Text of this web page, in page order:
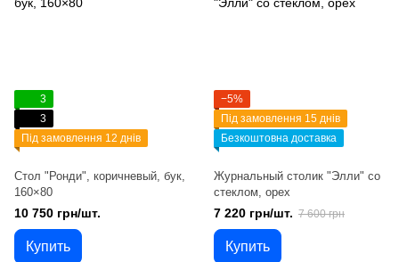
3
3
Під замовлення 12 днів
Стол "Ронди", коричневый, бук,
160×80
10 750 грн/шт.
Купить
−5%
Під замовлення 15 днів
Безкоштовна доставка
Журнальный столик "Элли" со
стеклом, орех
7 220 грн/шт. 7 600 грн
Купить